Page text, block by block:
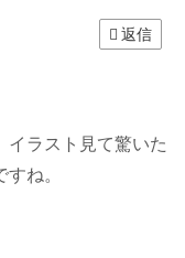
返信
イラスト見て驚いた
ね。